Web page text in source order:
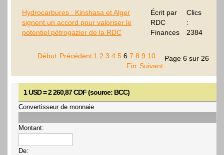
Hydrocarbures : Kinshasa et Alger
signent un accord pour valoriser le
potentiel pétrogazier de la RDC
Écrit par
RDC
Finances
Clics
:
2384
Page 6 sur 26
Début Précédent 1 2 3 4 5 6 7 8 9 10
Suivant
Fin
1 USD = 2 260,87 CDF (source: BCC)
Convertisseur de monnaie
Montant:
De: